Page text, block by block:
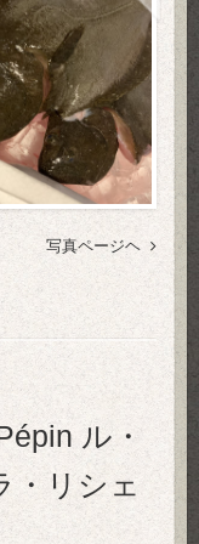
写真ページヘ
ル・
・リシェ